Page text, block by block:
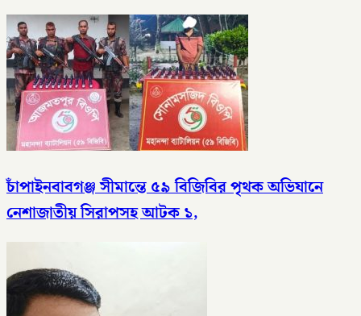
চাঁপাইনবাবগঞ্জ সীমান্তে ৫৯ বিজিবির পৃথক অভিযানে
নেশাজাতীয় সিরাপসহ আটক ১,